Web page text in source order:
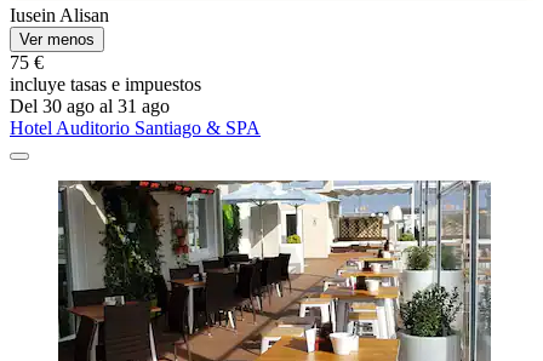
Iusein Alisan
Ver menos
75 €
incluye tasas e impuestos
Del 30 ago al 31 ago
Hotel Auditorio Santiago & SPA